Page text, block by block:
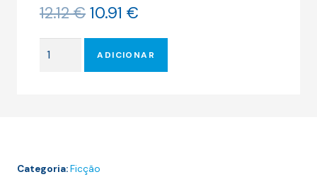
12.12€ O
original
era:
12.12 €.
10.91 €
atual
é:
10.91 €.
ADICIONAR
Categoria:Ficção